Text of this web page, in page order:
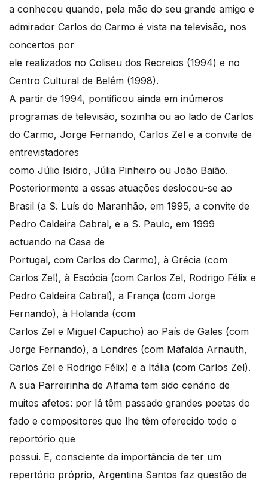
a conheceu quando, pela mão do seu grande amigo e
admirador Carlos do Carmo é vista na televisão, nos
concertos por
ele realizados no Coliseu dos Recreios (1994) e no
Centro Cultural de Belém (1998).
A partir de 1994, pontificou ainda em inúmeros
programas de televisão, sozinha ou ao lado de Carlos
do Carmo, Jorge Fernando, Carlos Zel e a convite de
entrevistadores
como Júlio Isidro, Júlia Pinheiro ou João Baião.
Posteriormente a essas atuações deslocou-se ao
Brasil (a S. Luís do Maranhão, em 1995, a convite de
Pedro Caldeira Cabral, e a S. Paulo, em 1999
actuando na Casa de
Portugal, com Carlos do Carmo), à Grécia (com
Carlos Zel), à Escócia (com Carlos Zel, Rodrigo Félix e
Pedro Caldeira Cabral), a França (com Jorge
Fernando), à Holanda (com
Carlos Zel e Miguel Capucho) ao País de Gales (com
Jorge Fernando), a Londres (com Mafalda Arnauth,
Carlos Zel e Rodrigo Félix) e a Itália (com Carlos Zel).
A sua Parreirinha de Alfama tem sido cenário de
muitos afetos: por lá têm passado grandes poetas do
fado e compositores que lhe têm oferecido todo o
reportório que
possui. E, consciente da importância de ter um
repertório próprio, Argentina Santos faz questão de